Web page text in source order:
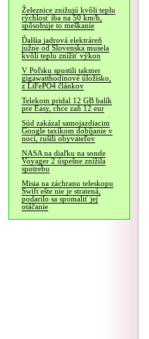
Železnice znižujú kvôli teplu
rýchlosť iba na 50 km/h,
spôsobuje to meškanie
Ďalšia jadrová elektráreň
južne od Slovenska musela
kvôli teplu znížiť výkon
V Poľsku spustili takmer
gigawatthodinové úložisko,
z LiFePO4 článkov
Telekom pridal 12 GB balík
pre Easy, chce zaň 12 eur
Súd zakázal samojazdiacim
Google taxíkom dobíjanie v
noci, rušili obyvateľov
NASA na diaľku na sonde
Voyager 2 úspešne znížila
spotrebu
Misia na záchranu teleskopu
Swift ešte nie je stratená,
podarilo sa spomaliť jej
otáčanie